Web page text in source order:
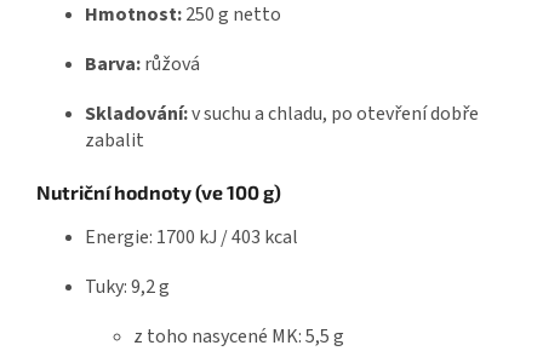
Hmotnost:250 g netto
Barva:růžová
Skladování:v suchu a chladu, po otevření dobře
zabalit
Nutriční hodnoty (ve 100 g)
Energie: 1700 kJ / 403 kcal
Tuky: 9,2 g
z toho nasycené MK: 5,5 g